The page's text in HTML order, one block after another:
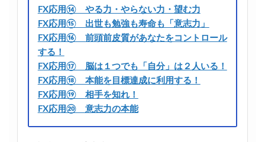
FX応用⑭ やる力・やらない力・望む力
FX応用⑮ 出世も勉強も寿命も「意志力」
FX応用⑯ 前頭前皮質があなたをコントロール
する！
FX応用⑰ 脳は１つでも「自分」は２人いる！
FX応用⑱ 本能を目標達成に利用する！
FX応用⑲ 相手を知れ！
FX応用⑳ 意志力の本能